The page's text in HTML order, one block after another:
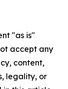
"as is"
accept any
content,
legality, or